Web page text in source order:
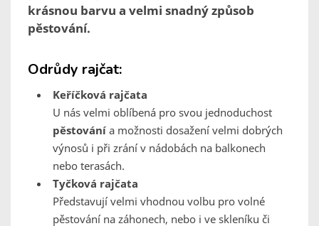
krásnou barvu a velmi snadný způsob
pěstování.
Odrůdy rajčat:
Keříčková rajčata
U nás velmi oblíbená pro svou jednoduchost
pěstování a možnosti dosažení velmi dobrých
výnosů i při zrání v nádobách na balkonech
nebo terasách.
Tyčková rajčata
Představují velmi vhodnou volbu pro volné
pěstování na záhonech, nebo i ve skleníku či